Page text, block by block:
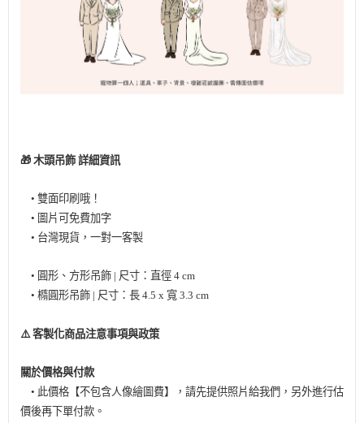
🎁 木頭吊飾 詳細資訊
• 雙面印刷哦！
• 圖片可免費加字
• 台灣現貨，一對一客製
• 圓形、方形吊飾 | 尺寸：直徑 4 cm
• 橢圓形吊飾 | 尺寸：長 4.5 x 寬 3.3 cm
⚠️ 客製化商品注意事項與政策
關於價格與付款
• 此價格【不包含人像繪圖費】，請先提供照片給我們，另外進行估
價後再下單付款。